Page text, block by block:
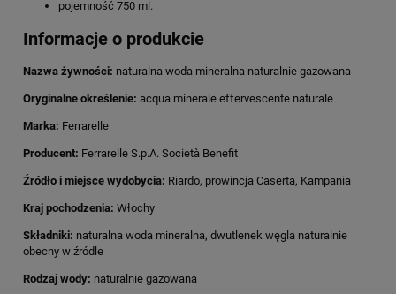
pojemność 750 ml.
Informacje o produkcie
Nazwa żywności: naturalna woda mineralna naturalnie gazowana
Oryginalne określenie: acqua minerale effervescente naturale
Marka: Ferrarelle
Producent: Ferrarelle S.p.A. Società Benefit
Źródło i miejsce wydobycia: Riardo, prowincja Caserta, Kampania
Kraj pochodzenia: Włochy
Składniki: naturalna woda mineralna, dwutlenek węgla naturalnie
obecny w źródle
Rodzaj wody: naturalnie gazowana